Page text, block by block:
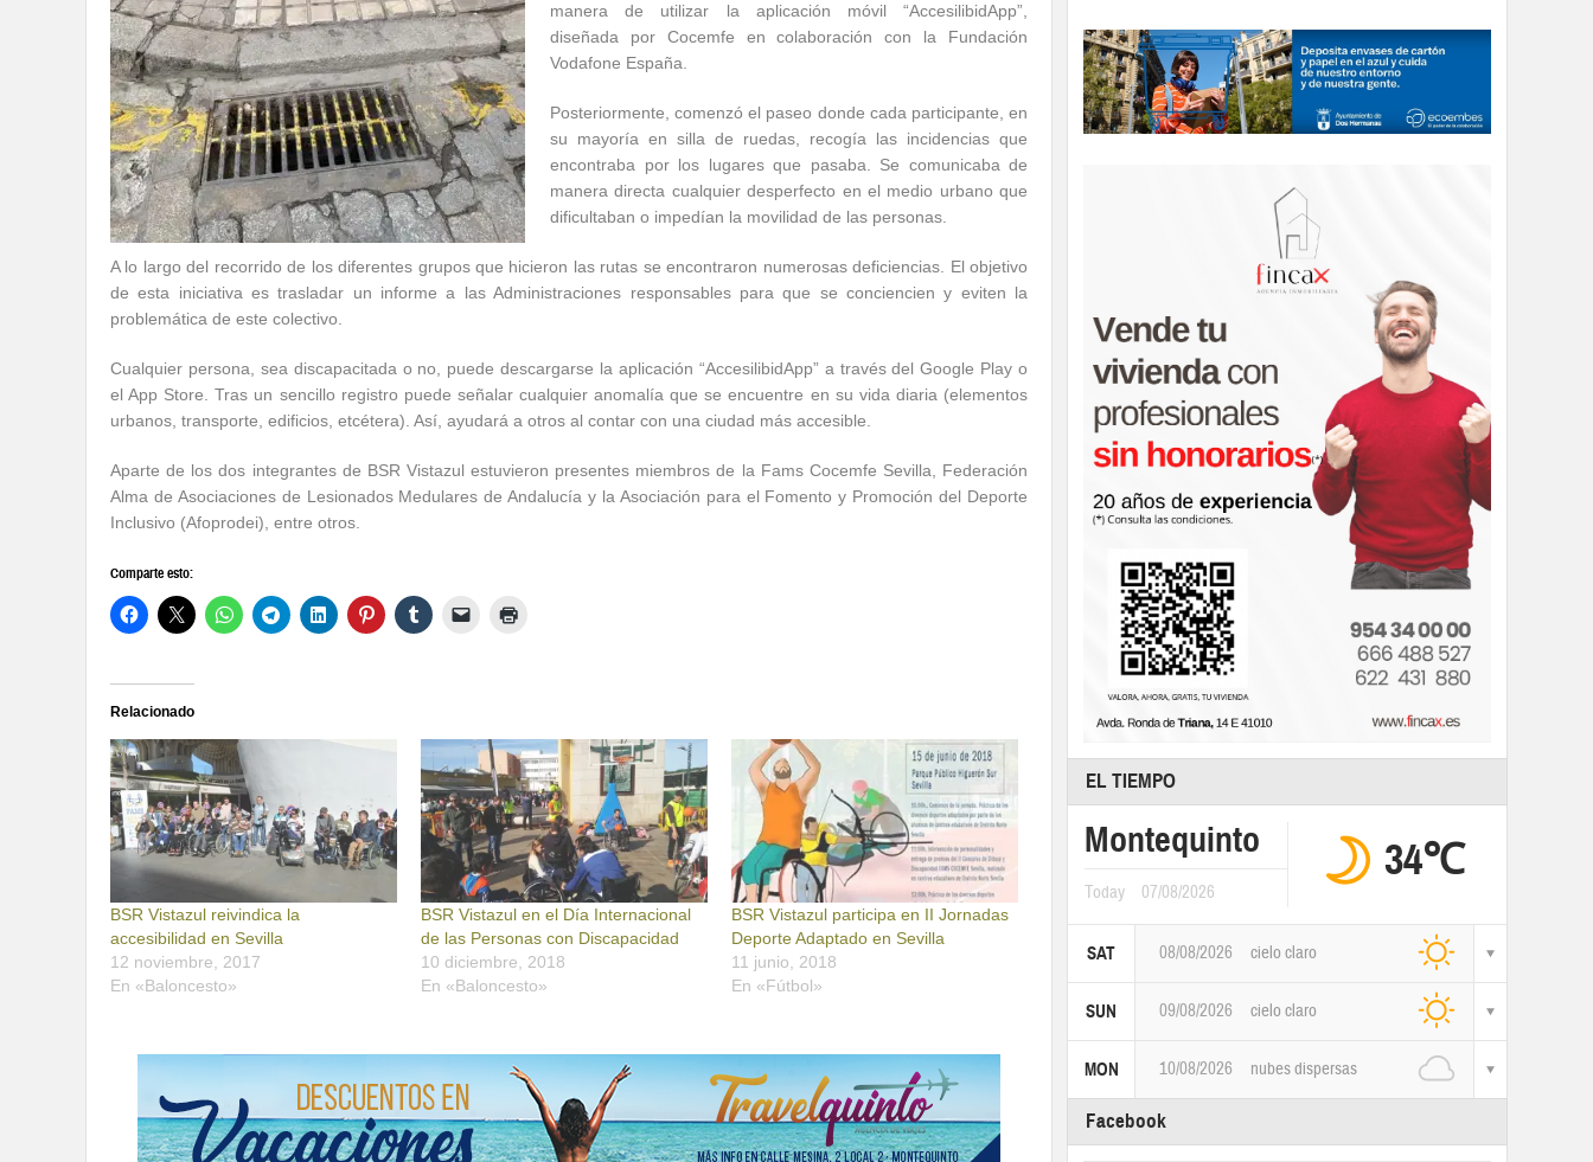
manera de utilizar la aplicación móvil “AccesilibidApp”,
diseñada por Cocemfe en colaboración con la Fundación
Vodafone España.
Posteriormente, comenzó el paseo donde cada participante, en
su mayoría en silla de ruedas, recogía las incidencias que
encontraba por los lugares que pasaba. Se comunicaba de
manera directa cualquier desperfecto en el medio urbano que
dificultaban o impedían la movilidad de las personas.
A lo largo del recorrido de los diferentes grupos que hicieron las rutas se encontraron numerosas deficiencias. El objetivo
de esta iniciativa es trasladar un informe a las Administraciones responsables para que se conciencien y eviten la
problemática de este colectivo.
Cualquier persona, sea discapacitada o no, puede descargarse la aplicación “AccesilibidApp” a través del Google Play o
el App Store. Tras un sencillo registro puede señalar cualquier anomalía que se encuentre en su vida diaria (elementos
urbanos, transporte, edificios, etcétera). Así, ayudará a otros al contar con una ciudad más accesible.
Aparte de los dos integrantes de BSR Vistazul estuvieron presentes miembros de la Fams Cocemfe Sevilla, Federación
Alma de Asociaciones de Lesionados Medulares de Andalucía y la Asociación para el Fomento y Promoción del Deporte
Inclusivo (Afoprodei), entre otros.
Comparte esto:
Relacionado
BSR Vistazul reivindica la
accesibilidad en Sevilla
12 noviembre, 2017
En «Baloncesto»
BSR Vistazul en el Día Internacional
de las Personas con Discapacidad
10 diciembre, 2018
En «Baloncesto»
BSR Vistazul participa en II Jornadas
Deporte Adaptado en Sevilla
11 junio, 2018
En «Fútbol»
EL TIEMPO
Montequinto
Today 07/08/2026
34℃
SAT 08/08/2026 cielo claro
SUN 09/08/2026 cielo claro
MON 10/08/2026 nubes dispersas
Facebook